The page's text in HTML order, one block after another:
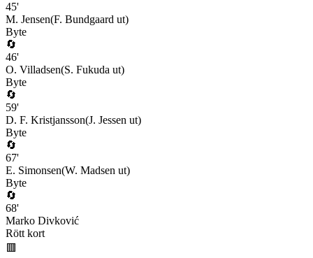
45'
M. Jensen(F. Bundgaard ut)
Byte
🔄
46'
O. Villadsen(S. Fukuda ut)
Byte
🔄
59'
D. F. Kristjansson(J. Jessen ut)
Byte
🔄
67'
E. Simonsen(W. Madsen ut)
Byte
🔄
68'
Marko Divković
Rött kort
🟥